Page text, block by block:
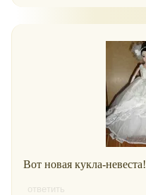
Вот новая кукла-невеста!
ответить